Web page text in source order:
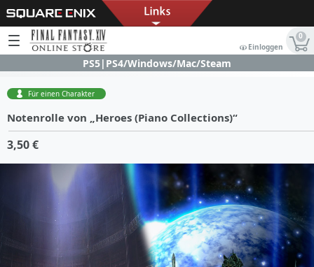
Einloggen
0
PS5|PS4/Windows/Mac/Steam
Für einen Charakter
Notenrolle von „Heroes (Piano Collections)“
3,50 €